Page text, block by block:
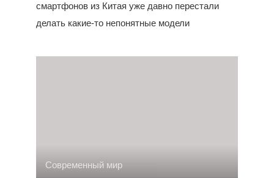
смартфонов из Китая уже давно перестали
делать какие-то непонятные модели
Современный мир